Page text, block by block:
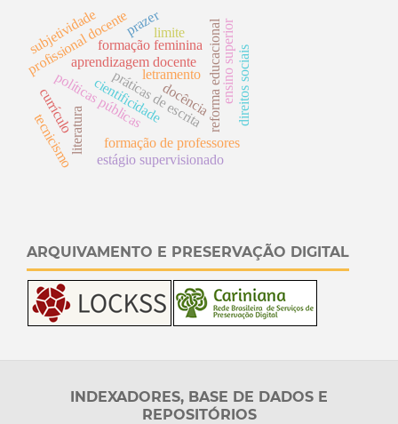
p
o
lític
a
s
p
ú
b
lic
a
s
formação de professores
p
r
o
fi
s
si
o
n
al
d
o
c
e
nt
e
aprendizagem docente reforma educacional
práticas de escrita
literatura
formação feminina ensino superior
cientificidade
tecnicismo
subjetividade
letramento
docência d
i
r
e
i
t
o
s
s
o
c
i
a
i
s
currículo
estágio supervisionado
prazerlimite
ARQUIVAMENTO E PRESERVAÇÃO DIGITAL
INDEXADORES, BASE DE DADOS E
REPOSITÓRIOS